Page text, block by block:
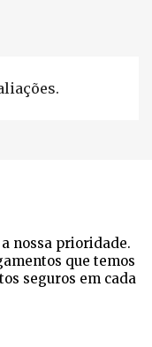
nossa prioridade.
que temos
seguros em cada